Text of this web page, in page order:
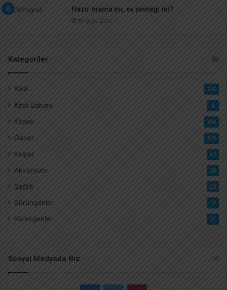
Hazır mama mı, ev yemeği mi?
16 Ocak 2017
Kategoriler
Kedi 190
Kedi Bakımı 4
Köpek 185
Genel 129
Kuşlar 44
Akvaryum 36
Sağlık 23
Sürüngenler 11
Kemirgenler 10
Sosyal Medyada Biz